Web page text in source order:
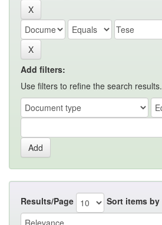
Add filters:
Use filters to refine the search results.
Results/Page Sort items by